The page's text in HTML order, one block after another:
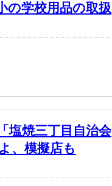
の学校用品の取扱
塩焼三丁目自治会
、模擬店も